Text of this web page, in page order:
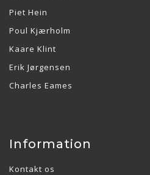
Piet Hein
Poul Kjærholm
Kaare Klint
Erik Jørgensen
Charles Eames
Information
Kontakt os